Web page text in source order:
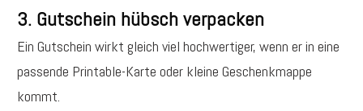
3. Gutschein hübsch verpacken
Ein Gutschein wirkt gleich viel hochwertiger, wenn er in eine
passende Printable-Karte oder kleine Geschenkmappe
kommt.